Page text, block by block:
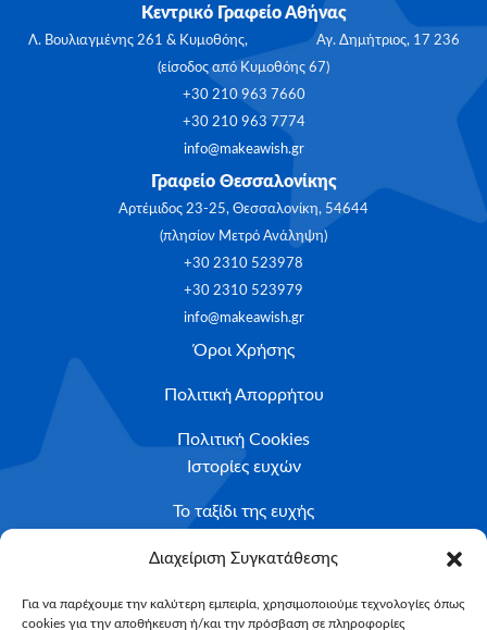
Διαχείριση Συγκατάθεσης
Για να παρέχουμε την καλύτερη εμπειρία, χρησιμοποιούμε τεχνολογίες όπως
cookies για την αποθήκευση ή/και την πρόσβαση σε πληροφορίες
Κεντρικό Γραφείο Αθήνας
Λ. Βουλιαγμένης 261 & Κυμοθόης, Αγ. Δημήτριος, 17 236
(είσοδος από Κυμοθόης 67)
+30 210 963 7660
+30 210 963 7774
info@makeawish.gr
Γραφείο Θεσσαλονίκης
Αρτέμιδος 23-25, Θεσσαλονίκη, 54644
(πλησίον Μετρό Ανάληψη)
+30 2310 523978
+30 2310 523979
info@makeawish.gr
Όροι Χρήσης
Πολιτική Απορρήτου
Πολιτική Cookies
Ιστορίες ευχών
Το ταξίδι της ευχής
Κριτήρια Καταλληλότητας
Υποβολή Αιτήματος